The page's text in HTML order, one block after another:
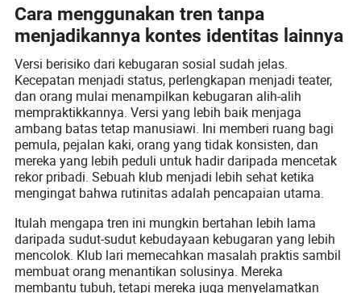
Cara menggunakan tren tanpa
menjadikannya kontes identitas lainnya
Versi berisiko dari kebugaran sosial sudah jelas.
Kecepatan menjadi status, perlengkapan menjadi teater,
dan orang mulai menampilkan kebugaran alih-alih
mempraktikkannya. Versi yang lebih baik menjaga
ambang batas tetap manusiawi. Ini memberi ruang bagi
pemula, pejalan kaki, orang yang tidak konsisten, dan
mereka yang lebih peduli untuk hadir daripada mencetak
rekor pribadi. Sebuah klub menjadi lebih sehat ketika
mengingat bahwa rutinitas adalah pencapaian utama.
Itulah mengapa tren ini mungkin bertahan lebih lama
daripada sudut-sudut kebudayaan kebugaran yang lebih
mencolok. Klub lari memecahkan masalah praktis sambil
membuat orang menantikan solusinya. Mereka
membantu tubuh, tetapi mereka juga menyelamatkan